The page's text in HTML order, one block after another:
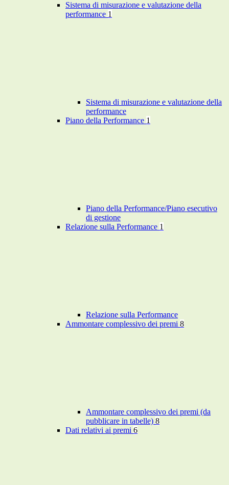
Sistema di misurazione e valutazione della
performance 1
Sistema di misurazione e valutazione della
performance
Piano della Performance 1
Piano della Performance/Piano esecutivo
di gestione
Relazione sulla Performance 1
Relazione sulla Performance
Ammontare complessivo dei premi 8
Ammontare complessivo dei premi (da
pubblicare in tabelle) 8
Dati relativi ai premi 6